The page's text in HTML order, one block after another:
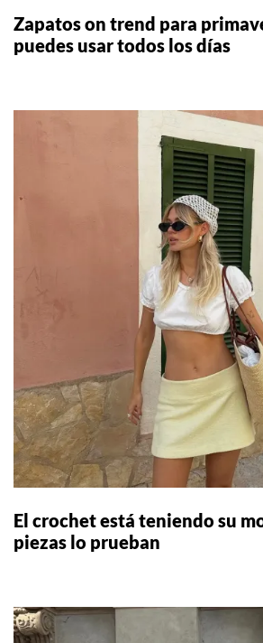
Zapatos on trend para
puedes usar todos los días
El crochet está teniendo su
piezas lo prueban